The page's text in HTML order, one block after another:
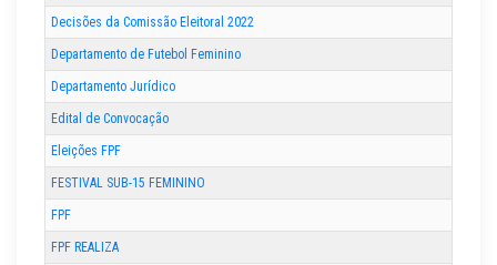
Decisões da Comissão Eleitoral 2022
Departamento de Futebol Feminino
Departamento Jurídico
Edital de Convocação
Eleições FPF
FESTIVAL SUB-15 FEMININO
FPF
FPF REALIZA